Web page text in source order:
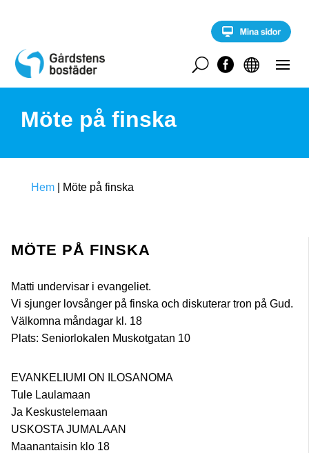
c
n


U
Möte på finska
Hem Möte på finska
MÖTE PÅ FINSKA
Matti undervisar i evangeliet.
Vi sjunger lovsånger på finska och diskuterar tron på Gud.
Välkomna måndagar kl. 18
Plats: Seniorlokalen Muskotgatan 10
EVANKELIUMI ON ILOSANOMA
Tule Laulamaan
Ja Keskustelemaan
USKOSTA JUMALAAN
Maanantaisin klo 18